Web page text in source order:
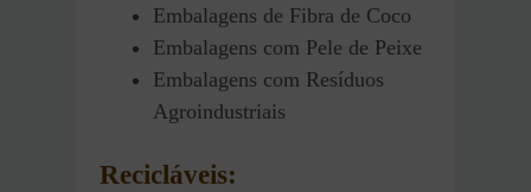
Embalagens de Fibra de Coco
Embalagens com Pele de Peixe
Embalagens com Resíduos
Agroindustriais
Recicláveis: